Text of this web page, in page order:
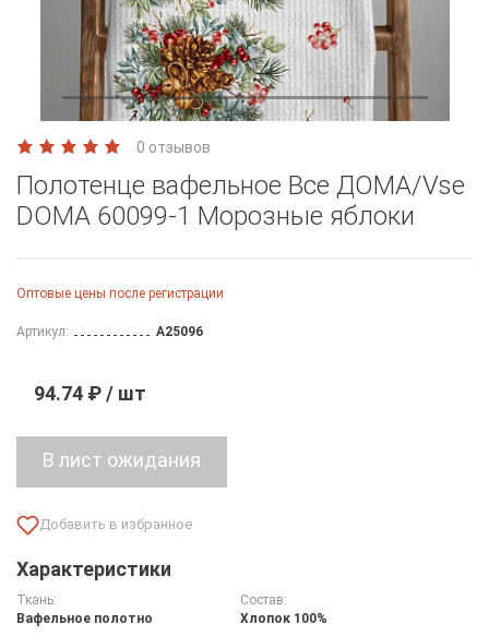
0 отзывов
Полотенце вафельное Все ДОМА/Vse
DOMA 60099-1 Морозные яблоки
Оптовые цены после регистрации
Артикул: A25096
94.74 ₽ / шт
Характеристики
Ткань:
Вафельное полотно
Состав:
Хлопок 100%